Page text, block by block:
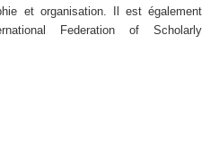
et organisation. Il est également
Federation of Scholarly